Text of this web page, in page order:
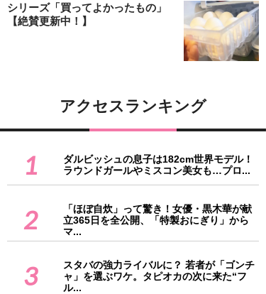
シリーズ「買ってよかったもの」
【絶賛更新中！】
アクセスランキング
1
ダルビッシュの息子は182cm世界モデル！
ラウンドガールやミスコン美女も…プロ...
2
「ほぼ自炊」って驚き！女優・黒木華が献
立365日を全公開、「特製おにぎり」から
マ...
3
スタバの強力ライバルに？ 若者が「ゴンチ
ャ」を選ぶワケ。タピオカの次に来た“フ
ル...